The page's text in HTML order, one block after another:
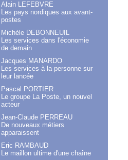
Alain LEFEBVRE
Les pays nordiques aux avant-
postes
Michèle DEBONNEUIL
Les services dans l'économie
de demain
Jacques MANARDO
Les services à la personne sur
leur lancée
Pascal PORTIER
Le groupe La Poste, un nouvel
acteur
Jean-Claude PERREAU
De nouveaux métiers
apparaissent
Eric RAMBAUD
Le maillon ultime d'une chaîne